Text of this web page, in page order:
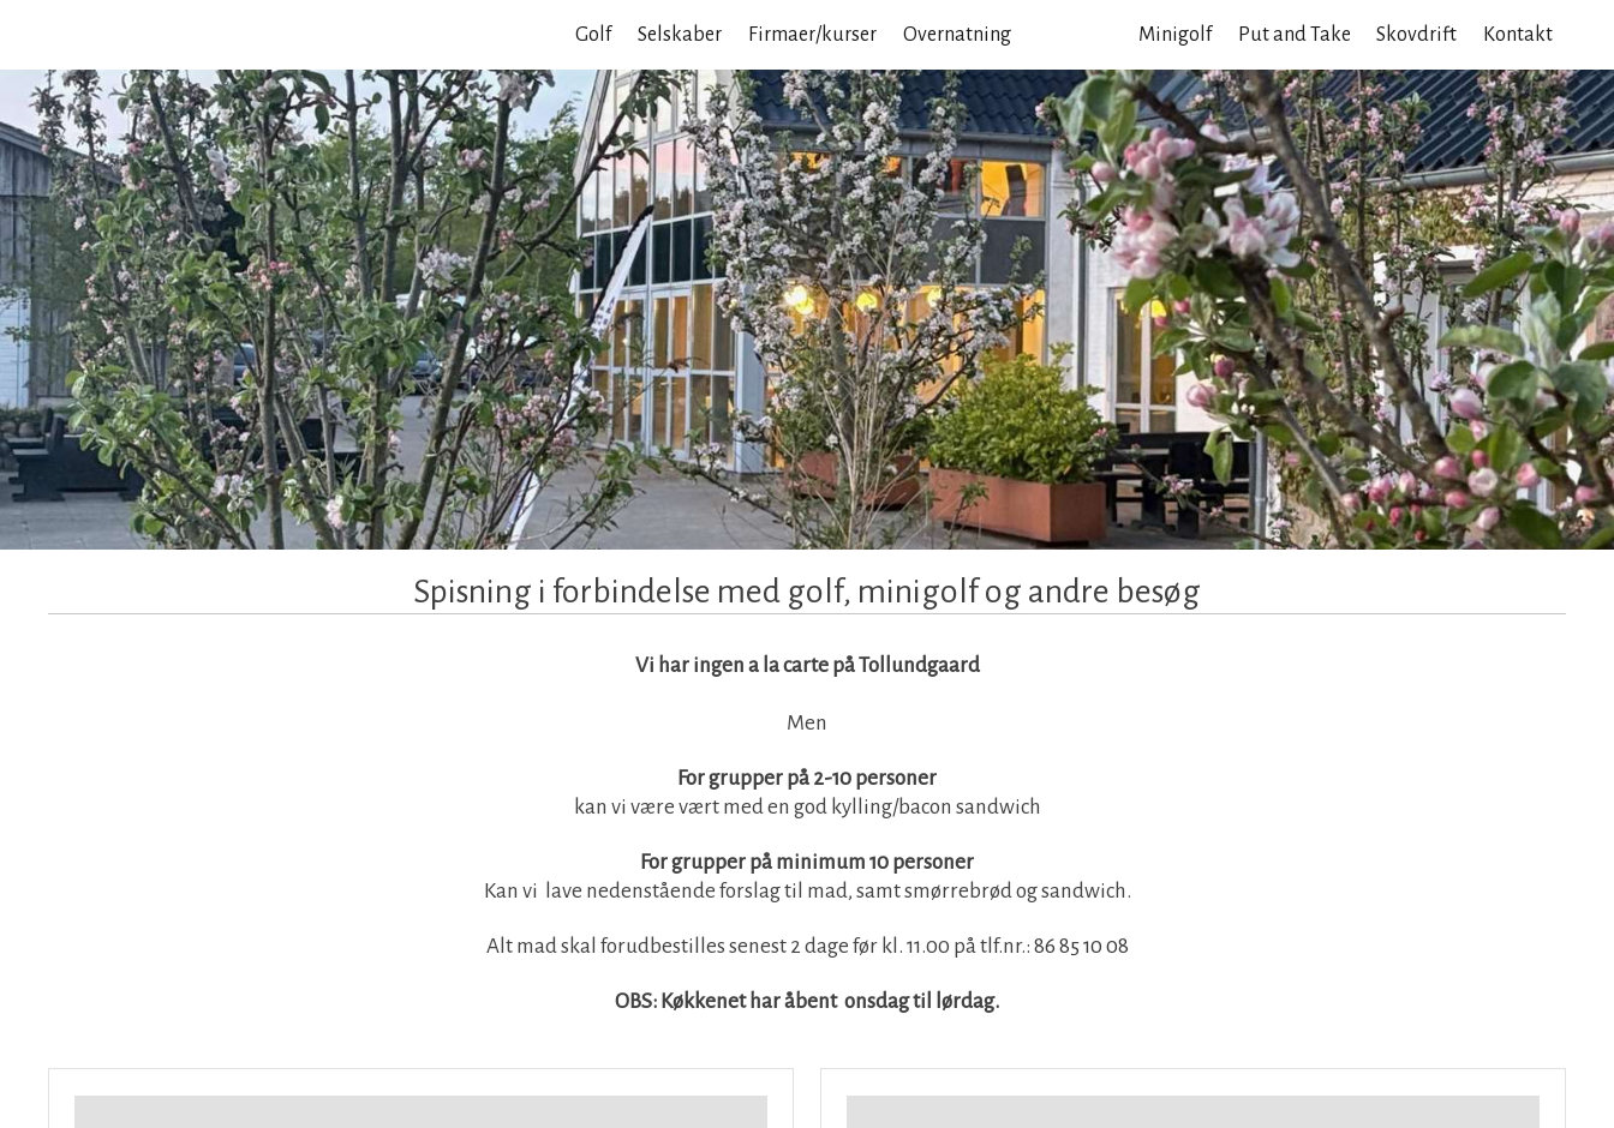
Golf Selskaber Firmaer/kurser Overnatning Minigolf Put and Take Skovdrift Kontakt
Spisning​ i forbindelse med golf, minigolf og andre besøg
Vi har ingen a la carte på Tollundgaard
Men
For grupper på 2-10 personer
kan vi være vært med en god kylling/bacon sandwich​
​For grupper på minimum 10 personer
Kan vi lave nedenstående forslag til mad, samt smørrebrød og sandwich.
​Alt mad skal forudbestilles senest 2 dage før kl. 11.00 på tlf.nr.: 86 85 10 08
​OBS: Køkkenet har åbent onsdag til lørdag.